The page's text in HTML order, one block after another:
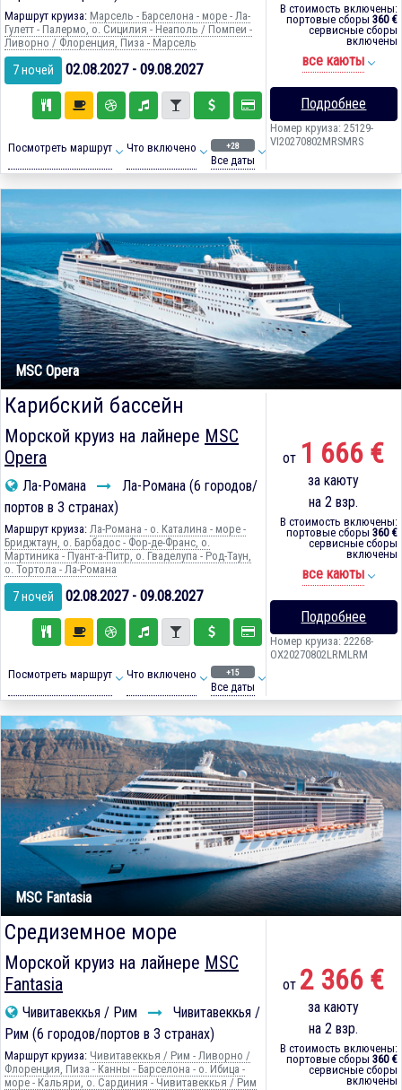
Маршрут круиза: Марсель - Барселона - море - Ла-
Гулетт - Палермо, о. Сицилия - Неаполь / Помпеи -
Ливорно / Флоренция, Пиза - Марсель
7 ночей 02.08.2027 - 09.08.2027
Посмотреть маршрут Что включено +28
Все даты
В стоимость включены:
портовые сборы 360 €
сервисные сборы
включены
все каюты
Подробнее
Номер круиза: 25129-
VI20270802MRSMRS
MSC Opera
Карибский бассейн
Морской круиз на лайнере MSC
Opera
Ла-Романа
Ла-Романа (6 городов/
портов в 3 странах)
Маршрут круиза: Ла-Романа - о. Каталина - море -
Бриджтаун, о. Барбадос - Фор-де-Франс, о.
Мартиника - Пуант-а-Питр, о. Гваделупа - Род-Таун,
о. Тортола - Ла-Романа
7 ночей 02.08.2027 - 09.08.2027
Посмотреть маршрут Что включено +15
Все даты
от 1 666 €
за каюту
на 2 взр.
В стоимость включены:
портовые сборы 360 €
сервисные сборы
включены
все каюты
Подробнее
Номер круиза: 22268-
OX20270802LRMLRM
MSC Fantasia
Средиземное море
Морской круиз на лайнере MSC
Fantasia
Чивитавеккья / Рим
Чивитавеккья /
Рим (6 городов/портов в 3 странах)
Маршрут круиза: Чивитавеккья / Рим - Ливорно /
Флоренция, Пиза - Канны - Барселона - о. Ибица -
море - Кальяри, о. Сардиния - Чивитавеккья / Рим
от 2 366 €
за каюту
на 2 взр.
В стоимость включены:
портовые сборы 360 €
сервисные сборы
включены